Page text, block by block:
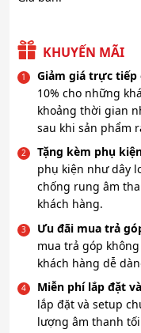
KHUYẾN MÃI
Giảm giá trực tiếp
10% cho những
khoảng thời gian
sau khi sản phẩm
Tặng kèm phụ
phụ kiện như dây
chống rung âm
khách hàng.
Ưu đãi mua trả
mua trả góp
khách hàng dễ
Miễn phí lắp đặt
lắp đặt và setup
lượng âm thanh